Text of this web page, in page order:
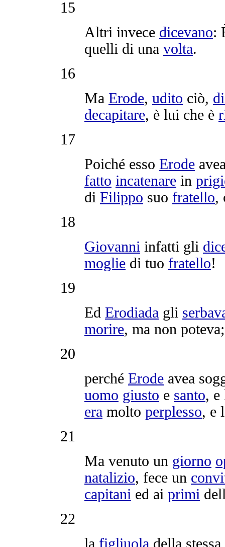
15
Altri invece dicevano:
quelli di una volta.
16
Ma Erode, udito ciò,
decapitare, è lui che è
17
Poiché esso Erode
fatto incatenare in
di Filippo suo fratello,
18
Giovanni infatti gli
moglie di tuo fratello!
19
Ed Erodiada gli
morire, ma non poteva;
20
perché Erode avea
uomo giusto e santo,
era molto perplesso, e
21
Ma venuto un giorno
natalizio, fece un
capitani ed ai primi
22
la figliuola della stessa